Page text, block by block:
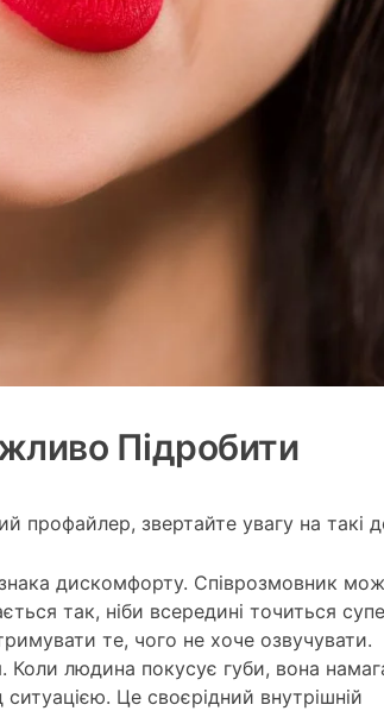
Підробити
звертайте увагу на такі
дискомфорту. Співрозмовник
так, ніби всередині точиться
те, чого не хоче озвучувати.
Коли людина покусує губи, вона
Це своєрідний внутрішній